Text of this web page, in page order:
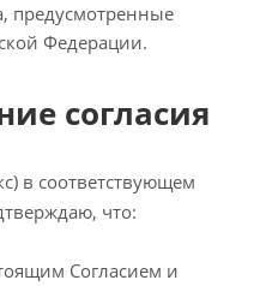
предусмотренные
Федерации.
согласия
в соответствующем
что:
Согласием и